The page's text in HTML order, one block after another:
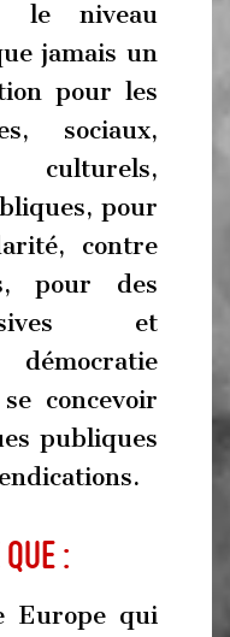
le niveau
jamais un
pour les
sociaux,
culturels,
pour
contre
pour des
et
démocratie
concevoir
publiques
:
Europe qui